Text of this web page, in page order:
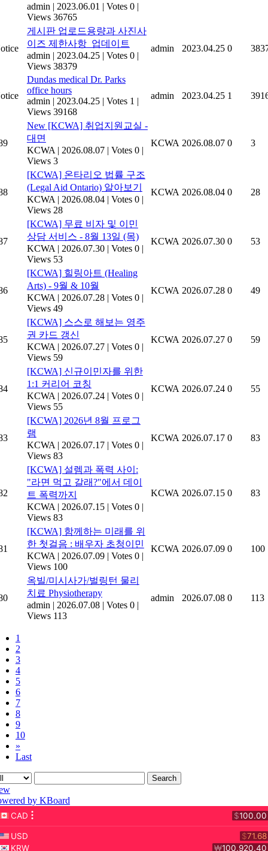
admin | 2023.06.01 | Votes 0 |
Views 36765
게시판 업로드용량과 사진사
이즈 제한사항_업데이트
admin | 2023.04.25 | Votes 0 |
Views 38379
admin 2023.04.25 0
Dundas medical Dr. Parks
office hours
admin | 2023.04.25 | Votes 1 |
Views 39168
admin 2023.04.25 1
New[KCWA] 취업지원교실 -
대면
KCWA | 2026.08.07 | Votes 0 |
Views 3
KCWA 2026.08.07 0 3
[KCWA] 온타리오 법률 구조
(Legal Aid Ontario) 알아보기
KCWA | 2026.08.04 | Votes 0 |
Views 28
KCWA 2026.08.04 0 28
[KCWA] 무료 비자 및 이민
상담 서비스 - 8월 13일 (목)
KCWA | 2026.07.30 | Votes 0 |
Views 53
KCWA 2026.07.30 0 53
[KCWA] 힐링아트 (Healing
Arts) - 9월 & 10월
KCWA | 2026.07.28 | Votes 0 |
Views 49
KCWA 2026.07.28 0 49
[KCWA] 스스로 해보는 영주
권 카드 갱신
KCWA | 2026.07.27 | Votes 0 |
Views 59
KCWA 2026.07.27 0 59
[KCWA] 신규이민자를 위한
1:1 커리어 코칭
KCWA | 2026.07.24 | Votes 0 |
Views 55
KCWA 2026.07.24 0 55
[KCWA] 2026년 8월 프로그
램
KCWA | 2026.07.17 | Votes 0 |
Views 83
KCWA 2026.07.17 0 83
[KCWA] 설렘과 폭력 사이:
"라면 먹고 갈래?"에서 데이
트 폭력까지
KCWA | 2026.07.15 | Votes 0 |
Views 83
KCWA 2026.07.15 0 83
[KCWA] 함께하는 미래를 위
한 첫걸음 : 배우자 초청이민
KCWA | 2026.07.09 | Votes 0 |
Views 100
KCWA 2026.07.09 0 100
옥빌/미시사가/벌링턴 물리
치료 Physiotherapy
admin | 2026.07.08 | Votes 0 |
Views 113
admin 2026.07.08 0 113
1
2
3
4
5
6
7
8
9
10
»
Last
Search
by KBoard